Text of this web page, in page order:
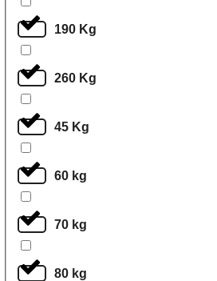
190 Kg
260 Kg
45 Kg
60 kg
70 kg
80 kg